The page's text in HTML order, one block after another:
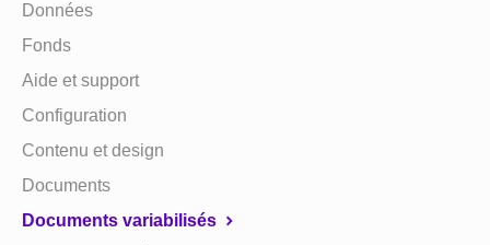
Données
Fonds
Aide et support
Configuration
Contenu et design
Documents
Documents variabilisés